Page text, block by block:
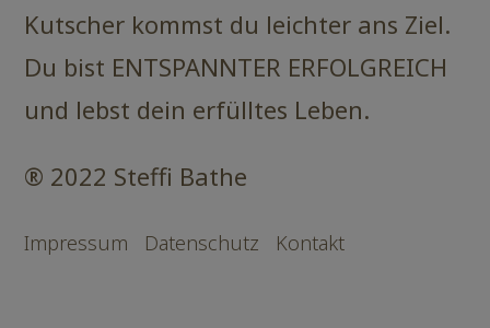
Kutscher kommst du leichter ans Ziel.
Du bist ENTSPANNTER ERFOLGREICH
und lebst dein erfülltes Leben.
® 2022 Steffi Bathe
Impressum Datenschutz Kontakt